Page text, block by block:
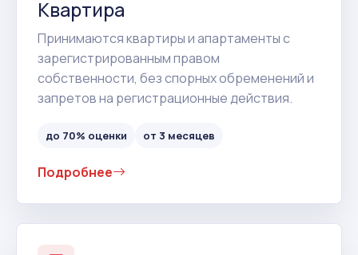
Квартира
Принимаются квартиры и апартаменты с
зарегистрированным правом
собственности, без спорных обременений и
запретов на регистрационные действия.
до 70% оценки от 3 месяцев
Подробнее